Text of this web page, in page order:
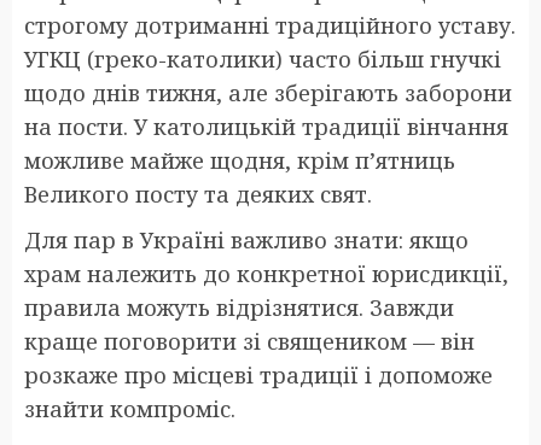
строгому дотриманні традиційного уставу.
УГКЦ (греко-католики) часто більш гнучкі
щодо днів тижня, але зберігають заборони
на пости. У католицькій традиції вінчання
можливе майже щодня, крім п’ятниць
Великого посту та деяких свят.
Для пар в Україні важливо знати: якщо
храм належить до конкретної юрисдикції,
правила можуть відрізнятися. Завжди
краще поговорити зі священиком — він
розкаже про місцеві традиції і допоможе
знайти компроміс.